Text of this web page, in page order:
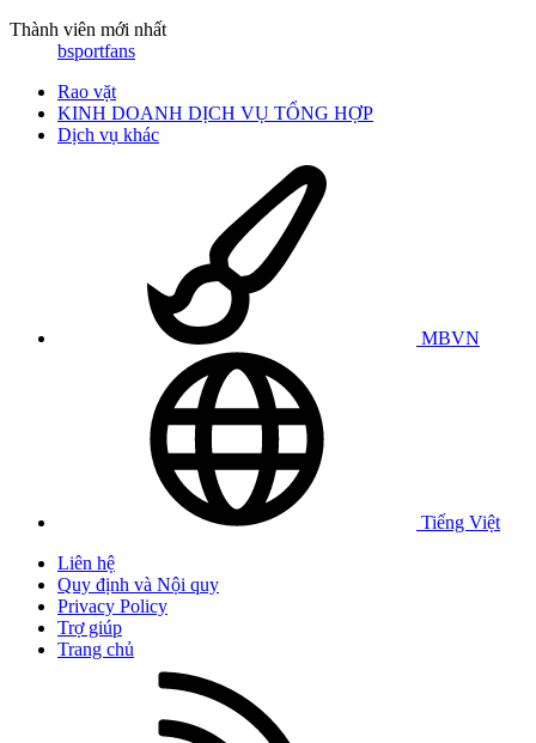
Thành viên mới nhất
bsportfans
Rao vặt
KINH DOANH DỊCH VỤ TỔNG HỢP
Dịch vụ khác
MBVN
Tiếng Việt
Liên hệ
Quy định và Nội quy
Privacy Policy
Trợ giúp
Trang chủ